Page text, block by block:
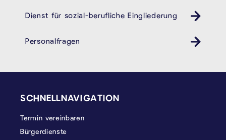
Dienst für sozial-berufliche Eingliederung
cpas öhsz dsbe
Personalfragen
SCHNELLNAVIGATION
Termin vereinbaren
Bürgerdienste